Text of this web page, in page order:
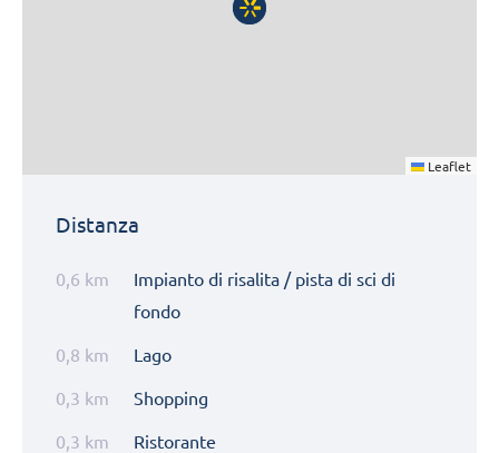
Leaflet
Distanza
Impianto di risalita / pista di sci di
fondo
0,6 km
Lago
0,8 km
Shopping
0,3 km
Ristorante
0,3 km